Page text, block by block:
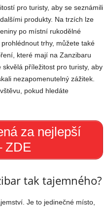
pro turisty, aby se seznámili
produkty. Na trzích lze
po místní rukodělné
trhy, můžete také
které mají na Zanzibaru
příležitost pro turisty, aby
nezapomenutelný zážitek.
pokud hledáte
za nejlepší
ZDE
tak tajemného?
Je to jedinečné místo,